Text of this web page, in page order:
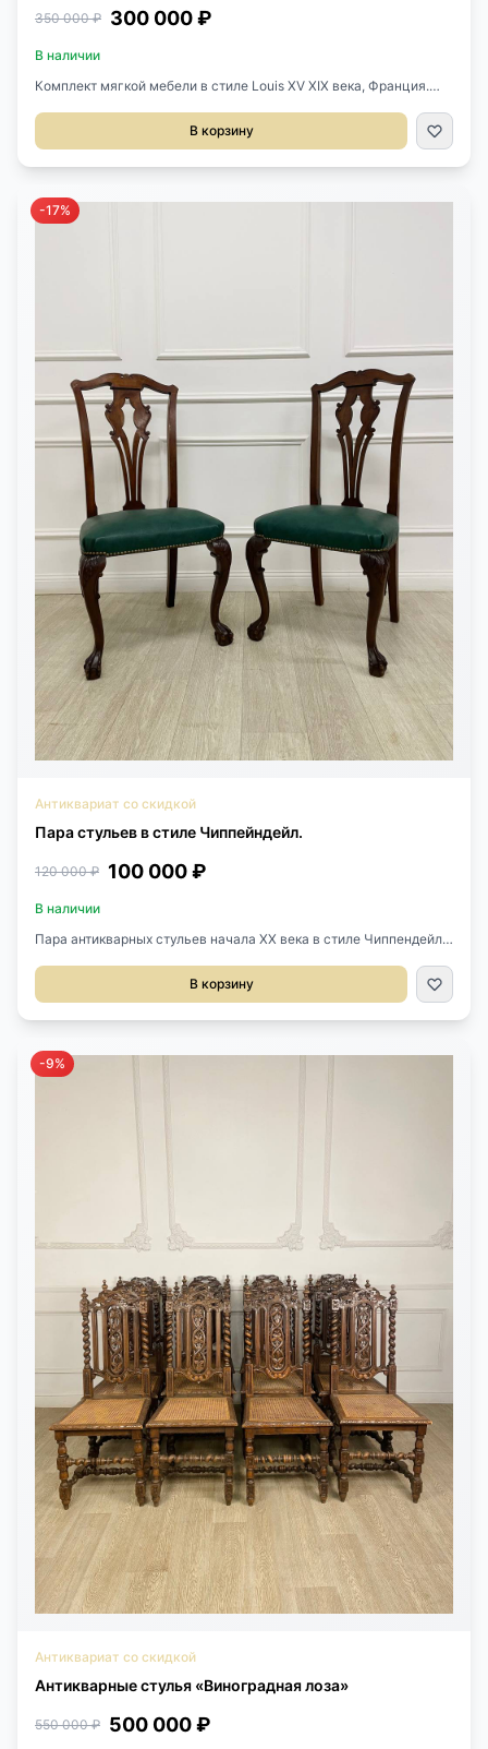
350 000 ₽ 300 000 ₽
В наличии
Комплект мягкой мебели в стиле Louis XV XIX века, Франция.
резьба ручной работы. Ткань под перетяжку. Размер кресла
63х70х92h см. Высота сиденья от пола 40 см. Размер стула
44х50х90h см Высота сиденья 50 см.
В корзину
-17%
Антиквариат со скидкой
Пара стульев в стиле Чиппейндейл.
120 000 ₽ 100 000 ₽
В наличии
Пара антикварных стульев начала XX века в стиле Чиппендейл,
Высота сиденья 45 см. Цена за пару.
В корзину
-9%
Антиквариат со скидкой
Антикварные стулья «Виноградная лоза»
550 000 ₽ 500 000 ₽